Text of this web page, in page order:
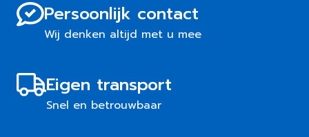
Persoonlijk contact
Wij denken altijd met u mee
Eigen transport
Snel en betrouwbaar